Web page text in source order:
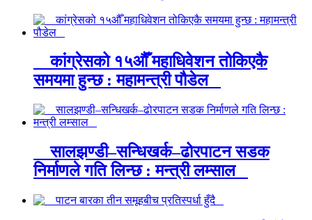
कांग्रेसको १५औँ महाधिवेशन तोकिएकै
समयमा हुन्छ : महामन्त्री पौडेल
सालझण्डी–सन्धिखर्क–ढोरपाटन सडक
निर्माणले गति लिन्छ : मन्त्री लम्साल